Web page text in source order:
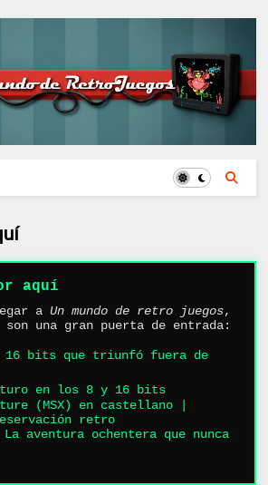
aquí
aUn mundo de retro juegos,
una gran puerta de entrada:
bits que triunfó fuera de
en los 8 y 16 bits
(MSX) en castellano |
retro
aventura ochentera que nunca